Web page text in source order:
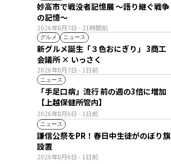
2026年8月7日 - 21時間前
妙高市で戦没者記憶展 ～語り継ぐ戦争
の記憶～
グルメ ニュース
2026年8月7日 - 1日前
新グルメ誕生「３色おにぎり」 3商工
会議所 × いっさく
ニュース
2026年8月6日 - 1日前
「手足口病」流行 前の週の3倍に増加
【上越保健所管内】
ニュース
2026年8月6日 - 1日前
謙信公祭をPR！春日中生徒がのぼり旗
設置